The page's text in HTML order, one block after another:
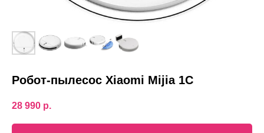
Робот-пылесос Xiaomi Mijia 1C
28 990 р.